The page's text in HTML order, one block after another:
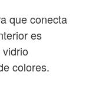
que conecta
es
colores.